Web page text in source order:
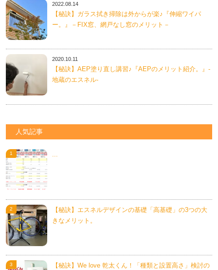
2022.08.14
【秘訣】ガラス拭き掃除は外からが楽♪『伸縮ワイパ
ー。』－FIX窓、網戸なし窓のメリット－
2020.10.11
【秘訣】AEP塗り直し講習♪『AEPのメリット紹介。』-
地蔵のエスネル-
人気記事
...
【秘訣】エスネルデザインの基礎「高基礎」の3つの大
きなメリット。
【秘訣】We love 乾太くん！「種類と設置高さ」検討の